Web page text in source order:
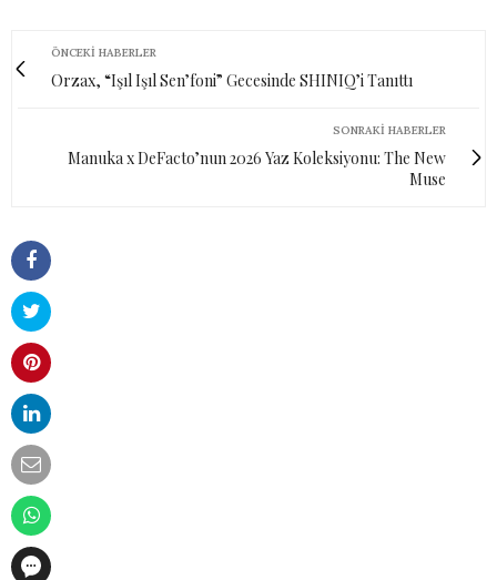
ÖNCEKI HABERLER
Orzax, “Işıl Işıl Sen’foni” Gecesinde SHINIQ’i Tanıttı
SONRAKI HABERLER
Manuka x DeFacto’nun 2026 Yaz Koleksiyonu: The New
Muse